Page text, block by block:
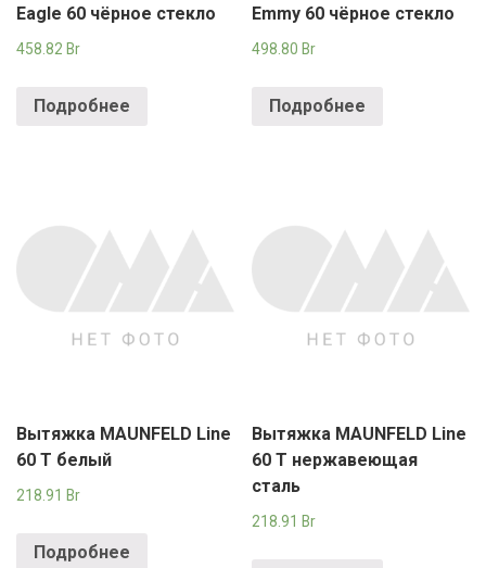
Eagle 60 чёрное стекло
458.82 Br
Подробнее
Emmy 60 чёрное стекло
498.80 Br
Подробнее
Вытяжка MAUNFELD Line
60 T белый
218.91 Br
Подробнее
Вытяжка MAUNFELD Line
60 T нержавеющая
сталь
218.91 Br